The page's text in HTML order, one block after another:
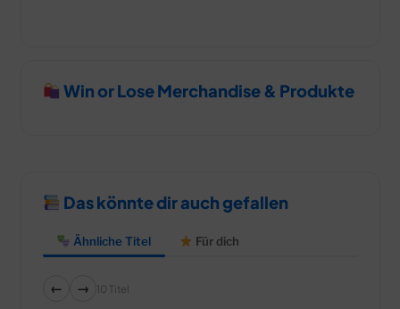
Win or Lose Merchandise & Produkte
Das könnte dir auch gefallen
Ähnliche Titel Für dich
← → 10 Titel